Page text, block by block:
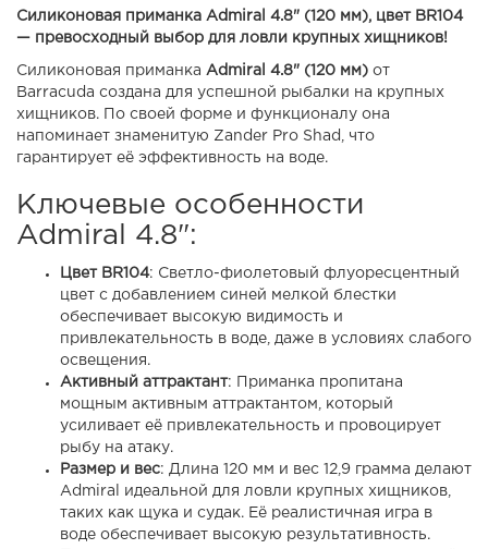
Силиконовая приманка Admiral 4.8" (120 мм), цвет BR104
— превосходный выбор для ловли крупных хищников!
Силиконовая приманка Admiral 4.8" (120 мм) от
Barracuda создана для успешной рыбалки на крупных
хищников. По своей форме и функционалу она
напоминает знаменитую Zander Pro Shad, что
гарантирует её эффективность на воде.
Ключевые особенности
Admiral 4.8":
Цвет BR104: Светло-фиолетовый флуоресцентный
цвет с добавлением синей мелкой блестки
обеспечивает высокую видимость и
привлекательность в воде, даже в условиях слабого
освещения.
Активный аттрактант: Приманка пропитана
мощным активным аттрактантом, который
усиливает её привлекательность и провоцирует
рыбу на атаку.
Размер и вес: Длина 120 мм и вес 12,9 грамма делают
Admiral идеальной для ловли крупных хищников,
таких как щука и судак. Её реалистичная игра в
воде обеспечивает высокую результативность.